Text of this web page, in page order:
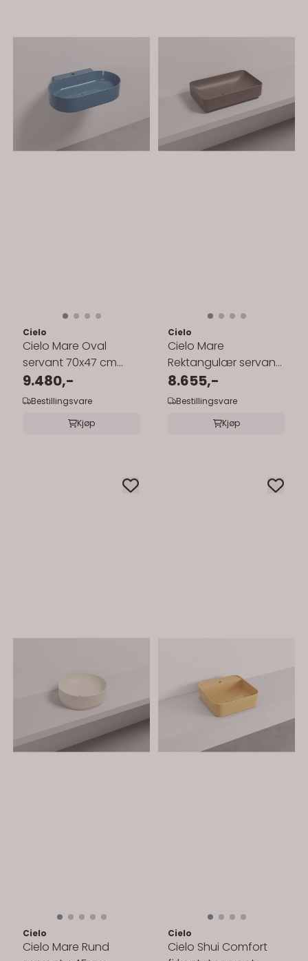
Cielo
Cielo Mare Oval
servant 70x47 cm
vegg/topp
9.480,-
Bestillingsvare
Kjøp
Cielo
Cielo Mare
Rektangulær servant
60x38 cm
toppmontert
8.655,-
Bestillingsvare
Kjøp
Cielo
Cielo Mare Rund
Cielo
Cielo Shui Comfort